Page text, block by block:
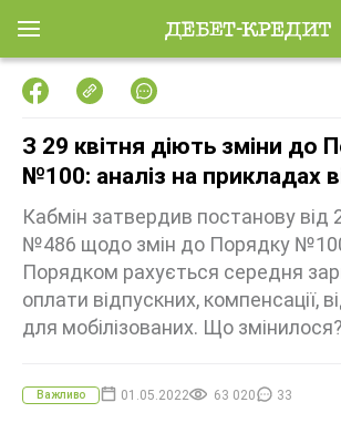
З 29 квітня діють зміни до
№100: аналіз на прикладах
Кабмін затвердив постанову від
№486 щодо змін до Порядку
Порядком рахується середня
оплати відпускних, компенсації,
для мобілізованих. Що змінилося?
Важливо 01.05.2022 63 020 33